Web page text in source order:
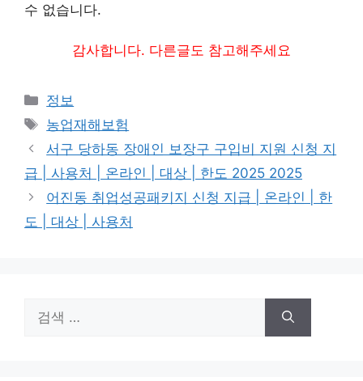
수 없습니다.
감사합니다. 다른글도 참고해주세요
카
테
리
정보
태
그
농업재해보험
서구 당하동 장애인 보장구 구입비 지원 신청 지
급 | 사용처 | 온라인 | 대상 | 한도 2025 2025
어진동 취업성공패키지 신청 지급 | 온라인 | 한
도 | 대상 | 사용처
색: